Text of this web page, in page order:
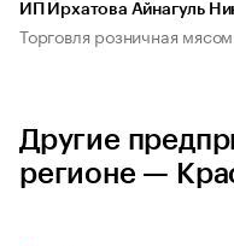
ИП Ирхатова Айнагуль
Торговля розничная
Другие
регионе —